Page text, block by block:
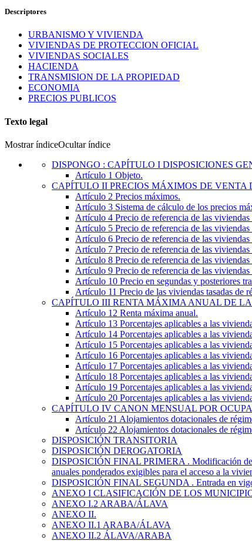
Descriptores
URBANISMO Y VIVIENDA
VIVIENDAS DE PROTECCION OFICIAL
VIVIENDAS SOCIALES
HACIENDA
TRANSMISION DE LA PROPIEDAD
ECONOMIA
PRECIOS PUBLICOS
Texto legal
Mostrar índiceOcultar índice
DISPONGO : CAPÍTULO I DISPOSICIONES
Artículo 1 Objeto.
CAPÍTULO II PRECIOS MÁXIMOS DE
Artículo 2 Precios máximos.
Artículo 3 Sistema de cálculo de los precios
Artículo 4 Precio de referencia de las
Artículo 5 Precio de referencia de las
Artículo 6 Precio de referencia de las
Artículo 7 Precio de referencia de las
Artículo 8 Precio de referencia de las
Artículo 9 Precio de referencia de las
Artículo 10 Precio en segundas y posteriores
Artículo 11 Precio de las viviendas tasadas de
CAPÍTULO III RENTA MÁXIMA ANUAL DE
Artículo 12 Renta máxima anual.
Artículo 13 Porcentajes aplicables a las
Artículo 14 Porcentajes aplicables a las
Artículo 15 Porcentajes aplicables a las
Artículo 16 Porcentajes aplicables a las
Artículo 17 Porcentajes aplicables a las
Artículo 18 Porcentajes aplicables a las
Artículo 19 Porcentajes aplicables a las
Artículo 20 Porcentajes aplicables a las
CAPÍTULO IV CANON MENSUAL POR
Artículo 21 Alojamientos dotacionales de
Artículo 22 Alojamientos dotacionales de
DISPOSICIÓN TRANSITORIA
DISPOSICIÓN DEROGATORIA
DISPOSICIÓN FINAL PRIMERA . Modificación
anuales ponderados exigibles para el acceso a la
DISPOSICIÓN FINAL SEGUNDA . Entrada en
ANEXO I CLASIFICACIÓN DE LOS
ANEXO I.2 ARABA/ÁLAVA
ANEXO II.
ANEXO II.1 ARABA/ÁLAVA
ANEXO II.2 ÁLAVA/ARABA